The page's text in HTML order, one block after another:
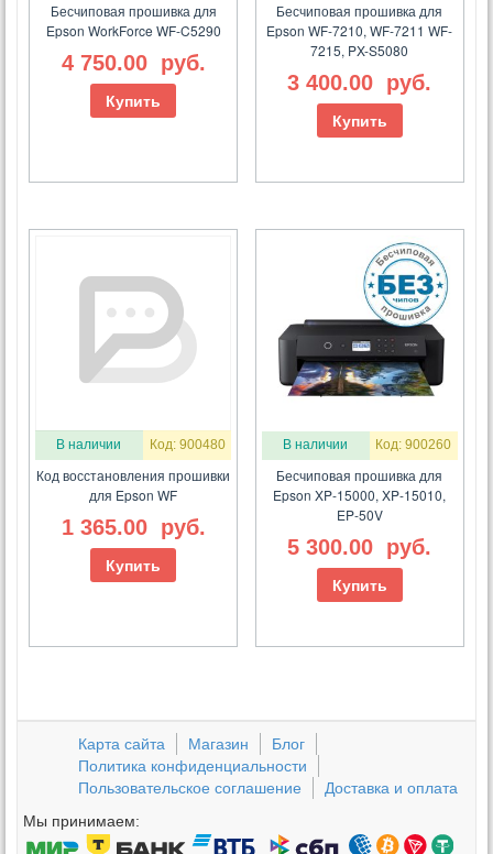
Бесчиповая прошивка для
Epson WorkForce WF-C5290
4 750.00 руб.
Купить
Бесчиповая прошивка для
Epson WF-7210, WF-7211 WF-
7215, PX-S5080
3 400.00 руб.
Купить
В наличии Код: 900480
Код восстановления прошивки
для Epson WF
1 365.00 руб.
Купить
В наличии Код: 900260
Бесчиповая прошивка для
Epson XP-15000, XP-15010,
EP-50V
5 300.00 руб.
Купить
Карта сайта Магазин
Блог
Политика конфиденциальности
Пользовательское соглашение
Доставка и оплата
Мы принимаем: